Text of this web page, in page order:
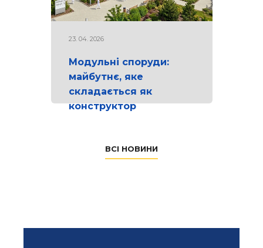
23. 04. 2026
Модульні споруди:
майбутнє, яке
складається як
конструктор
ВСІ НОВИНИ